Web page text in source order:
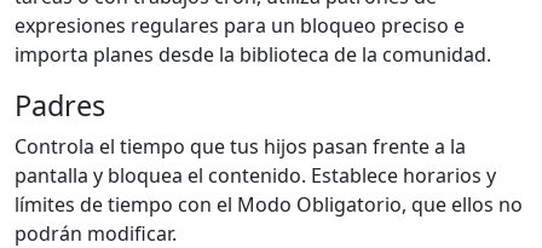
expresiones regulares para un bloqueo preciso e
importa planes desde la biblioteca de la comunidad.
Padres
Controla el tiempo que tus hijos pasan frente a la
pantalla y bloquea el contenido. Establece horarios y
límites de tiempo con el Modo Obligatorio, que ellos no
podrán modificar.